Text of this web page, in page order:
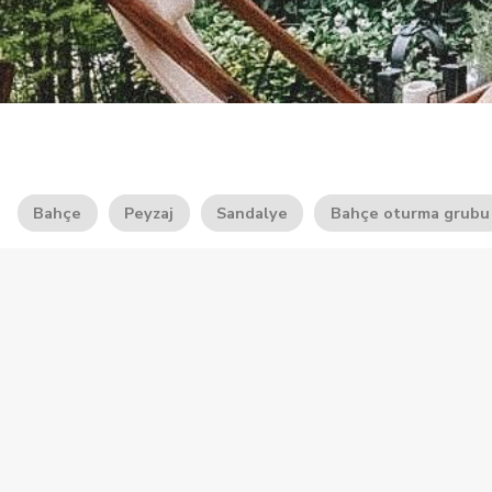
Bahçe Peyzaj Sandalye Bahçe oturma grubu